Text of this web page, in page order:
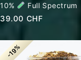
out of 5
10% Full Spectrum
39.00 CHF
-19%